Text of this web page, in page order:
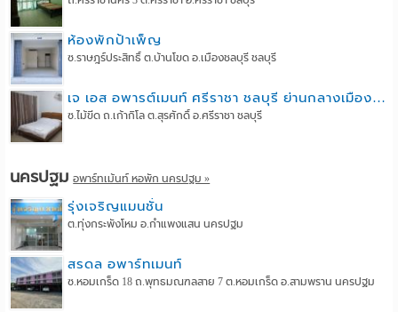
ห้องพักป้าเพ็ญ
ซ.ราษฎร์ประสิทธิ์ ต.บ้านโขด อ.เมืองชลบุรี ชลบุรี
เจ เอส อพารต์เมนท์ ศรีราชา ชลบุรี ย่านกลางเมืองศรีราชา
ซ.ไม้ขีด ถ.เก้ากิโล ต.สุรศักดิ์ อ.ศรีราชา ชลบุรี
นครปฐมอพาร์ทเม้นท์ หอพัก นครปฐม »
รุ่งเจริญแมนชั่น
ต.ทุ่งกระพังโหม อ.กำแพงแสน นครปฐม
สรดล อพาร์ทเมนท์
ซ.หอมเกร็ด 18 ถ.พุทธมณฑลสาย 7 ต.หอมเกร็ด อ.สามพราน นครปฐม